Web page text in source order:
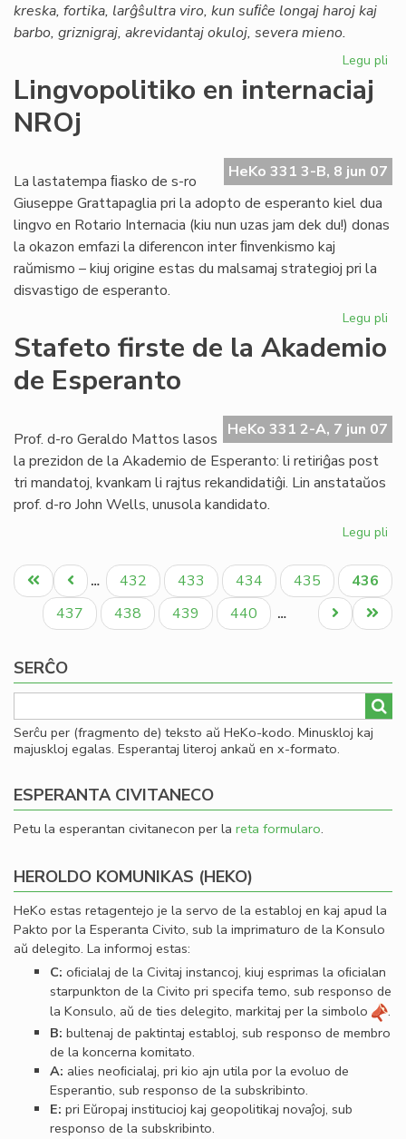
kreska, fortika, larĝŝultra viro, kun suﬁĉe longaj haroj kaj
barbo, griznigraj, akrevidantaj okuloj, severa mieno.
Legu pli
en
Lingvopolitiko en internaciaj
NROj
HeKo 331 3-B, 8 jun 07
La lastatempa ﬁasko de s-ro
Giuseppe Grattapaglia pri la adopto de esperanto kiel dua
lingvo en Rotario Internacia (kiu nun uzas jam dek du!) donas
la okazon emfazi la diferencon inter ﬁnvenkismo kaj
raŭmismo – kiuj origine estas du malsamaj strategioj pri la
disvastigo de esperanto.
Legu pli
Stafeto firste de la Akademio
de Esperanto
HeKo 331 2-A, 7 jun 07
Prof. d-ro Geraldo Mattos lasos
la prezidon de la Akademio de Esperanto: li retiriĝas post
tri mandatoj, kvankam li rajtus rekandidatiĝi. Lin anstataŭos
prof. d-ro John Wells, unusola kandidato.
Legu pli
de
la
Pagination
Unua
paĝo
Antaŭa
paĝo
… Paĝo
432 Paĝo
433 Paĝo
434 Paĝo
435
Aktuala
paĝo
436
Paĝo
437 Paĝo
438 Paĝo
439 Paĝo
440 …
Last
page
Next
page
SERĈO
Serĉu per (fragmento de) teksto aŭ HeKo-kodo. Minuskloj kaj
majuskloj egalas. Esperantaj literoj ankaŭ en x-formato.
ESPERANTA CIVITANECO
Petu la esperantan civitanecon per la reta formularo.
HEROLDO KOMUNIKAS (HEKO)
HeKo estas retagentejo je la servo de la establoj en kaj apud la
Pakto por la Esperanta Civito, sub la imprimaturo de la Konsulo
aŭ delegito. La informoj estas:
C: oﬁcialaj de la Civitaj instancoj, kiuj esprimas la oﬁcialan
starpunkton de la Civito pri specifa temo, sub responso de
la Konsulo, aŭ de ties delegito, markitaj per la simbolo
.
B: bultenaj de paktintaj establoj, sub responso de membro
de la koncerna komitato.
A: alies neoﬁcialaj, pri kio ajn utila por la evoluo de
Esperantio, sub responso de la subskribinto.
E: pri Eŭropaj institucioj kaj geopolitikaj novaĵoj, sub
responso de la subskribinto.